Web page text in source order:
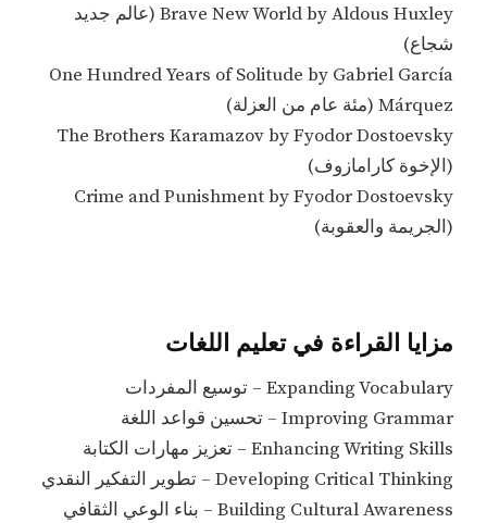
Brave New World by Aldous Huxley (عالم جديد
شجاع)
One Hundred Years of Solitude by Gabriel García
Márquez (مئة عام من العزلة)
The Brothers Karamazov by Fyodor Dostoevsky
(الإخوة كارامازوف)
Crime and Punishment by Fyodor Dostoevsky
(الجريمة والعقوبة)
مزايا القراءة في تعليم اللغات
Expanding Vocabulary – توسيع المفردات
Improving Grammar – تحسين قواعد اللغة
Enhancing Writing Skills – تعزيز مهارات الكتابة
Developing Critical Thinking – تطوير التفكير النقدي
Building Cultural Awareness – بناء الوعي الثقافي